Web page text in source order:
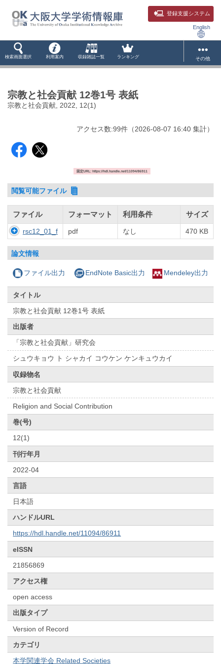
登録支援システム
English
検索画面選択 利用案内 収録雑誌一覧 ランキング その他
宗教と社会貢献 12巻1号 表紙
宗教と社会貢献, 2022, 12(1)
アクセス数:99件 （2026-08-07 16:40 集計）
固定URL: https://hdl.handle.net/11094/86911
閲覧可能ファイル
ファイル フォーマット 利用条件 サイズ
rsc12_01_f pdf なし 470 KB
論文情報
ファイル出力 EndNote Basic出力 Mendeley出力
タイトル
宗教と社会貢献 12巻1号 表紙
出版者
「宗教と社会貢献」研究会
シュウキョウ ト シャカイ コウケン ケンキュウカイ
収録物名
宗教と社会貢献
Religion and Social Contribution
巻(号)
12(1)
刊行年月
2022-04
言語
日本語
ハンドルURL
https://hdl.handle.net/11094/86911
eISSN
21856869
アクセス権
open access
出版タイプ
Version of Record
カテゴリ
本学関連学会 Related Societies